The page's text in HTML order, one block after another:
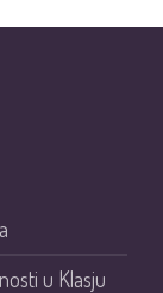
u Klasju